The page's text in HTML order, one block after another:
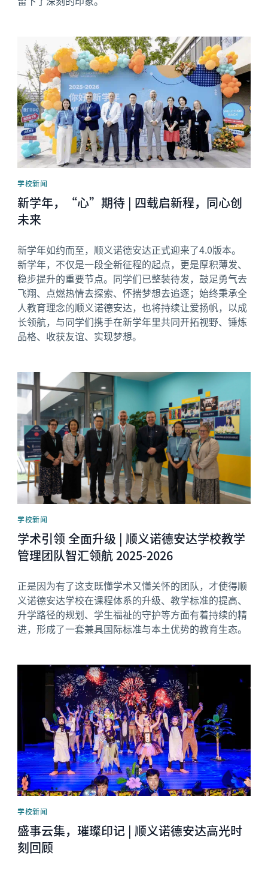
News image
学校新闻
新学年，“心”期待 | 四载启新程，同心创
未来
新学年如约而至，顺义诺德安达正式迎来了4.0版本。
新学年，不仅是一段全新征程的起点，更是厚积薄发、
稳步提升的重要节点。同学们已整装待发，鼓足勇气去
飞翔、点燃热情去探索、怀揣梦想去追逐；始终秉承全
人教育理念的顺义诺德安达，也将持续让爱扬帆，以成
长领航，与同学们携手在新学年里共同开拓视野、锤炼
品格、收获友谊、实现梦想。
News image
学校新闻
学术引领 全面升级 | 顺义诺德安达学校教学
管理团队智汇领航 2025-2026
正是因为有了这支既懂学术又懂关怀的团队，才使得顺
义诺德安达学校在课程体系的升级、教学标准的提高、
升学路径的规划、学生福祉的守护等方面有着持续的精
进，形成了一套兼具国际标准与本土优势的教育生态。
News image
学校新闻
盛事云集，璀璨印记 | 顺义诺德安达高光时
刻回顾